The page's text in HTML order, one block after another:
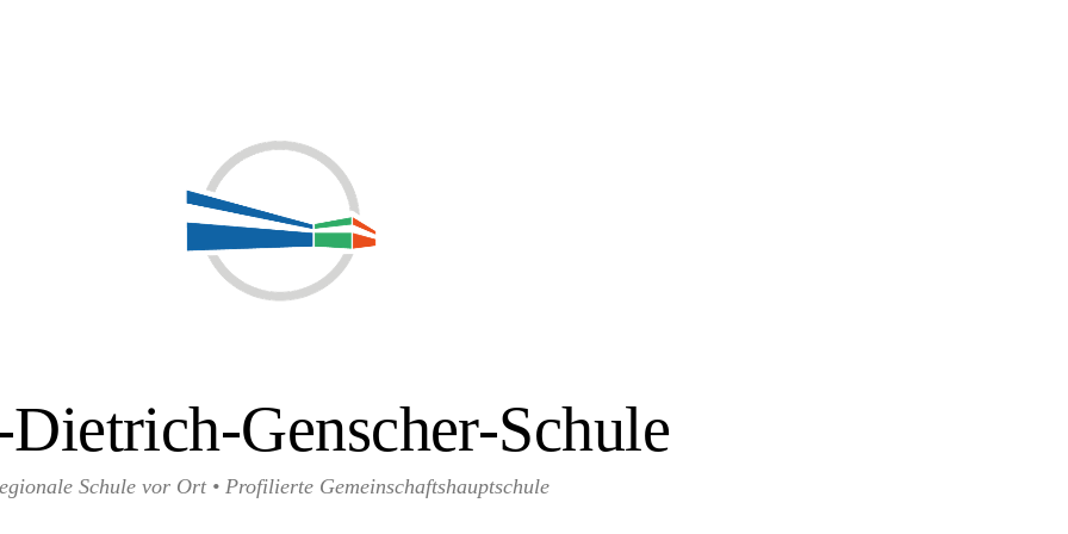
Dietrich-Genscher-Schule
Schule vor Ort • Profilierte Gemeinschaftshauptschule